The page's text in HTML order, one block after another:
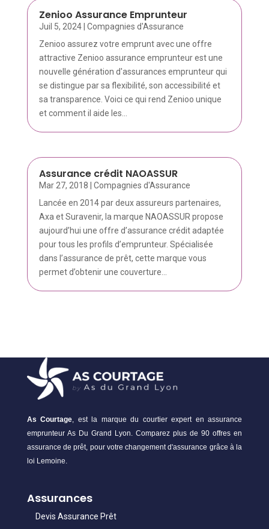
Zenioo Assurance Emprunteur
Juil 5, 2024| Compagnies d'Assurance
Zenioo assurez votre emprunt avec une offre
attractive Zenioo assurance emprunteur est une
nouvelle génération d'assurances emprunteur qui
se distingue par sa flexibilité, son accessibilité et
sa transparence. Voici ce qui rend Zenioo unique
et comment il aide les...
Assurance crédit NAOASSUR
Mar 27, 2018
Compagnies d'Assurance
Lancée en 2014 par deux assureurs partenaires,
Axa et Suravenir, la marque NAOASSUR propose
aujourd’hui une offre d’assurance crédit adaptée
pour tous les profils d’emprunteur. Spécialisée
dans l’assurance de prêt, cette marque vous
permet d’obtenir une couverture...
As Courtage, est la marque du courtier expert en assurance
emprunteur As Du Grand Lyon. Comparez plus de 90 offres en
assurance de prêt, pour votre changement d'assurance grâce à la
loi Lemoine.
Assurances
Devis Assurance Prêt